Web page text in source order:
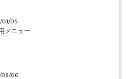
01/05
メニュー
08/06